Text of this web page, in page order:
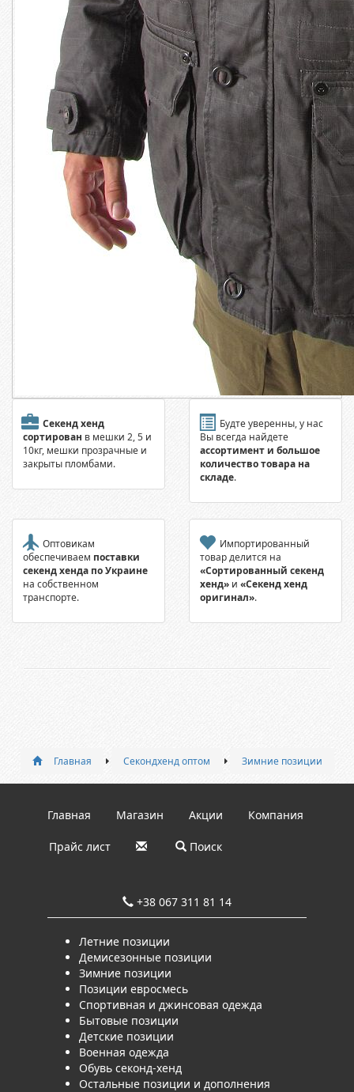
Секенд хенд
сортирован в мешки 2, 5 и
10кг, мешки прозрачные и
закрыты пломбами.
Будте уверенны, у нас
Вы всегда найдете
ассортимент и большое
количество товара на
складе.
Оптовикам
обеспечиваем поставки
секенд хенда по Украине
на собственном
транспорте.
Импортированный
товар делится на
«Сортированный секенд
хенд» и «Секенд хенд
оригинал».
Главная Секондхенд оптом Зимние позиции
Главная Магазин Акции Компания
Прайс лист Поиск
+38 067 311 81 14
Летние позиции
Демисезонные позиции
Зимние позиции
Позиции евросмесь
Спортивная и джинсовая одежда
Бытовые позиции
Детские позиции
Военная одежда
Обувь секонд-хенд
Остальные позиции и дополнения